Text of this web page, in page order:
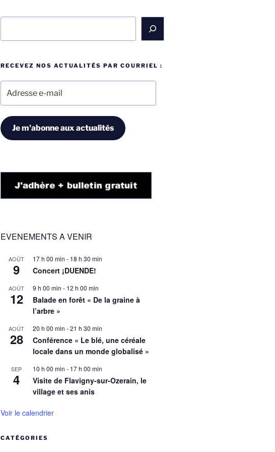
RECEVEZ NOS ACTUALITÉS PAR COURRIEL :
mail
Je m'abonne aux actualités
EVENEMENTS A VENIR
AOÛT
9
17 h 00 min - 18 h 30 min
Concert ¡DUENDE!
AOÛT
12
9 h 00 min - 12 h 00 min
Balade en forêt « De la graine à
l’arbre »
AOÛT
28
20 h 00 min -21 h 30 min
Conférence « Le blé, une céréale
locale dans un monde globalisé »
SEP
4
10 h 00 min - 17 h 00 min
Visite de Flavigny-sur-Ozerain, le
village et ses anis
Voir le calendrier
CATÉGORIES